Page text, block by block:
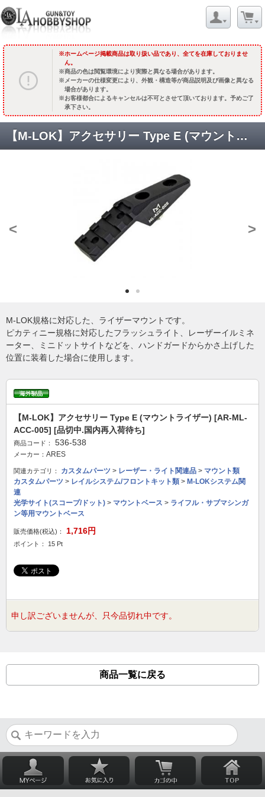
ホームページ掲載商品は取り扱い品であり、全てを在庫しておりませ
ん。
商品の色は閲覧環境により実際と異なる場合があります。
メーカーの仕様変更により、外観・構造等が商品説明及び画像と異なる
場合があります。
お客様都合によるキャンセルは不可とさせて頂いております。予めご了
承下さい。
【M-LOK】アクセサリー Type E (マウントライザー) [AR-ML-ACC-005] [品切中.国内再入荷待ち]
< >
M-LOK規格に対応した、ライザーマウントです。
ピカティニー規格に対応したフラッシュライト、レーザーイルミネ
ーター、ミニドットサイトなどを、ハンドガードからかさ上げした
位置に装着した場合に使用します。
【M-LOK】アクセサリー Type E (マウントライザー) [AR-ML-
ACC-005] [品切中.国内再入荷待ち]
商品コード： 536-538
メーカー： ARES
関連カテゴリ： カスタムパーツ > レーザー・ライト関連品 > マウント類
カスタムパーツ > レイルシステム/フロントキット類 > M-LOKシステム関
連
光学サイト(スコープ/ドット) > マウントベース > ライフル・サブマシンガ
ン等用マウントベース
販売価格(税込)： 1,716円
ポイント： 15 Pt
申し訳ございませんが、只今品切れ中です。
商品一覧に戻る